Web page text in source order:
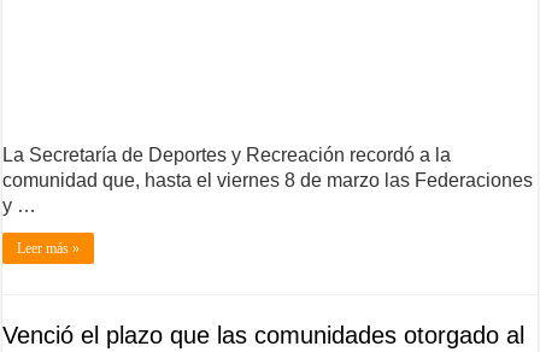
La Secretaría de Deportes y Recreación recordó a la
comunidad que, hasta el viernes 8 de marzo las Federaciones
y …
Leer más »
Venció el plazo que las comunidades otorgado al